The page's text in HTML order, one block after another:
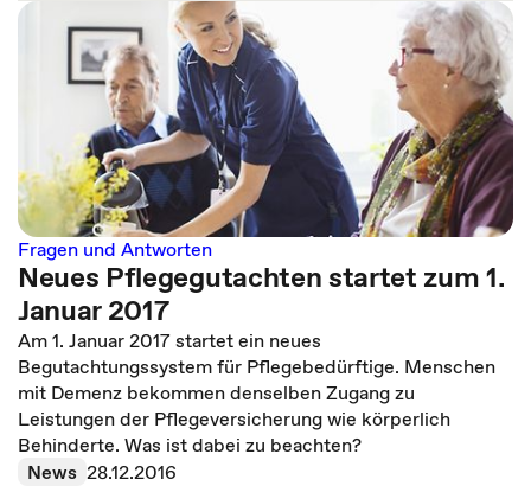
Fragen und Antworten
Neues Pflegegutachten startet zum 1.
Januar 2017
Am 1. Januar 2017 startet ein neues
Begutachtungssystem für Pflegebedürftige. Menschen
mit Demenz bekommen denselben Zugang zu
Leistungen der Pflegeversicherung wie körperlich
Behinderte. Was ist dabei zu beachten?
News 28.12.2016